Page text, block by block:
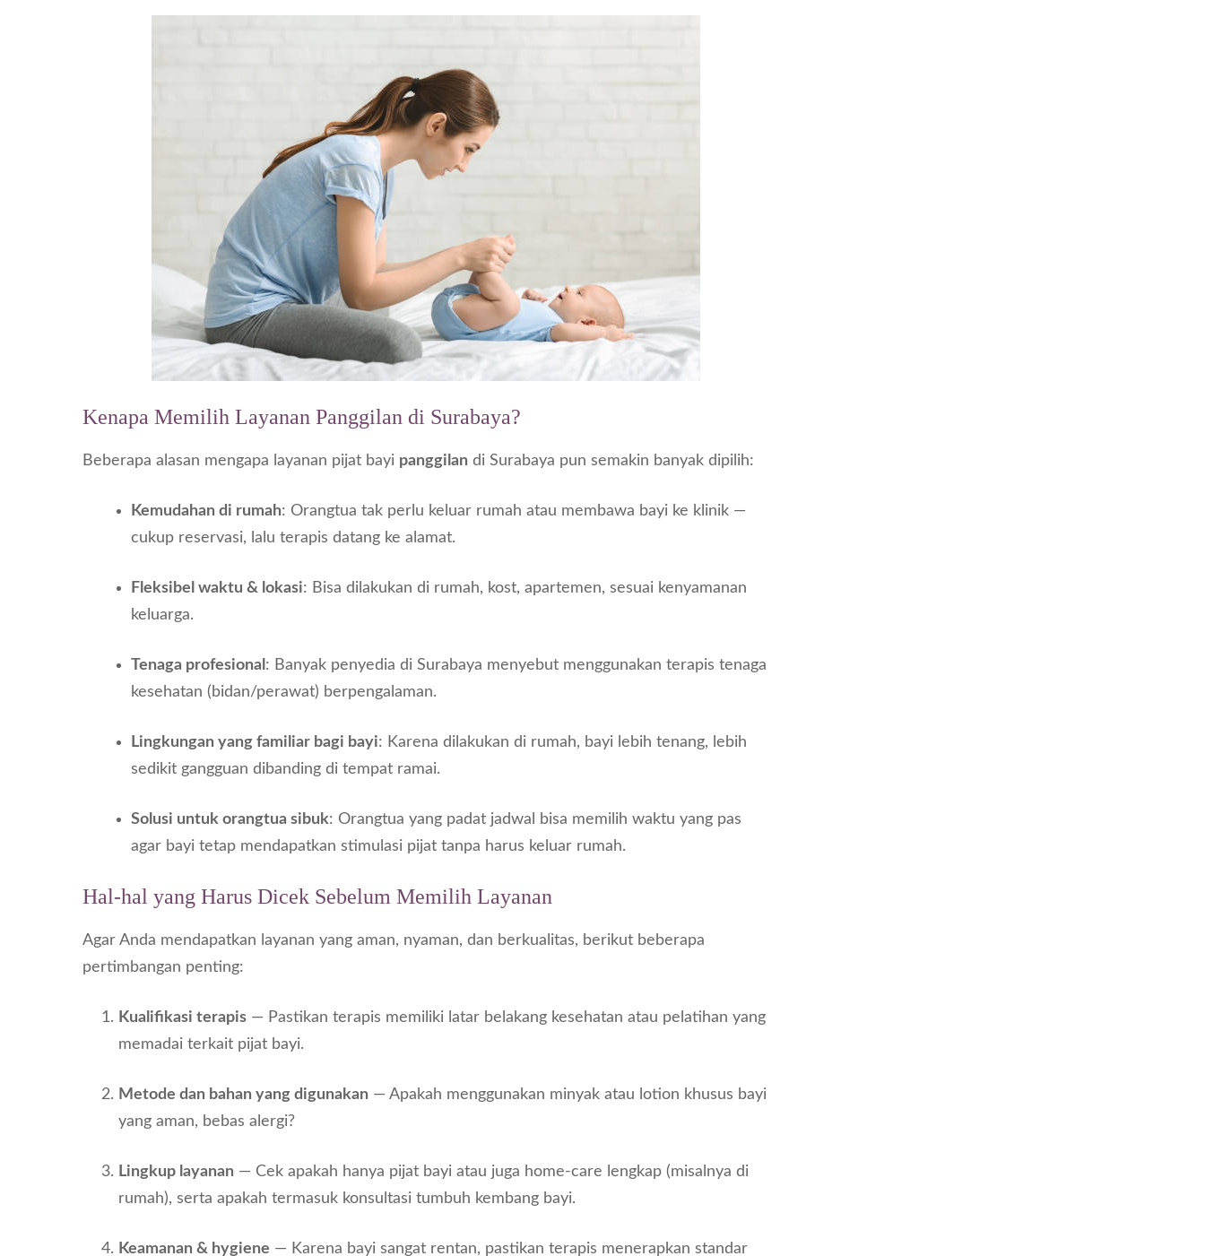
Kenapa Memilih Layanan Panggilan di Surabaya?
Beberapa alasan mengapa layanan pijat bayi panggilan di Surabaya pun semakin banyak dipilih:
Kemudahan di rumah: Orangtua tak perlu keluar rumah atau membawa bayi ke klinik —
cukup reservasi, lalu terapis datang ke alamat.
Fleksibel waktu & lokasi: Bisa dilakukan di rumah, kost, apartemen, sesuai kenyamanan
keluarga.
Tenaga profesional : Banyak penyedia di Surabaya menyebut menggunakan terapis tenaga
kesehatan (bidan/perawat) berpengalaman.
Lingkungan yang familiar bagi bayi: Karena dilakukan di rumah, bayi lebih tenang, lebih
sedikit gangguan dibanding di tempat ramai.
Solusi untuk orangtua sibuk: Orangtua yang padat jadwal bisa memilih waktu yang pas
agar bayi tetap mendapatkan stimulasi pijat tanpa harus keluar rumah.
Hal-hal yang Harus Dicek Sebelum Memilih Layanan
Agar Anda mendapatkan layanan yang aman, nyaman, dan berkualitas, berikut beberapa
pertimbangan penting:
Kualifikasi terapis — Pastikan terapis memiliki latar belakang kesehatan atau pelatihan yang
memadai terkait pijat bayi.
Metode dan bahan yang digunakan — Apakah menggunakan minyak atau lotion khusus bayi
yang aman, bebas alergi?
Lingkup layanan — Cek apakah hanya pijat bayi atau juga home-care lengkap (misalnya di
rumah), serta apakah termasuk konsultasi tumbuh kembang bayi.
Keamanan & hygiene — Karena bayi sangat rentan, pastikan terapis menerapkan standar